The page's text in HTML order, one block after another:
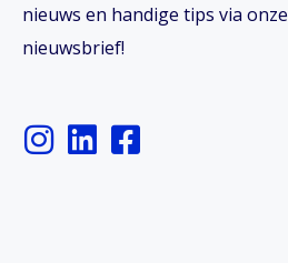
nieuws en handige tips via onze
nieuwsbrief!
I
n
L
i
F
a